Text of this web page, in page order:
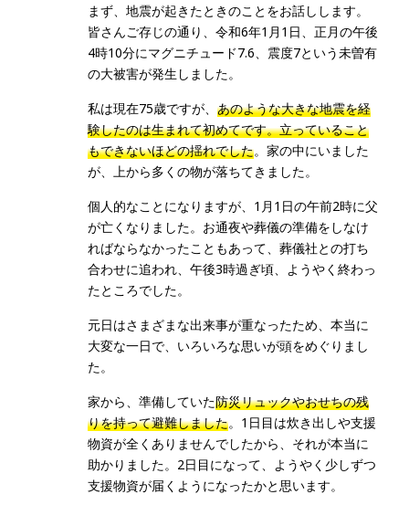
まず、地震が起きたときのことをお話しします。
皆さんご存じの通り、令和6年1月1日、正月の午後
4時10分にマグニチュード7.6、震度7という未曽有
の大被害が発生しました。
私は現在75歳ですが、あのような大きな地震を経
験したのは生まれて初めてです。立っていること
もできないほどの揺れでした。家の中にいました
が、上から多くの物が落ちてきました。
個人的なことになりますが、1月1日の午前2時に父
が亡くなりました。お通夜や葬儀の準備をしなけ
ればならなかったこともあって、葬儀社との打ち
合わせに追われ、午後3時過ぎ頃、ようやく終わっ
たところでした。
元日はさまざまな出来事が重なったため、本当に
大変な一日で、いろいろな思いが頭をめぐりまし
た。
家から、準備していた防災リュックやおせちの残
りを持って避難しました。1日目は炊き出しや支援
物資が全くありませんでしたから、それが本当に
助かりました。2日目になって、ようやく少しずつ
支援物資が届くようになったかと思います。